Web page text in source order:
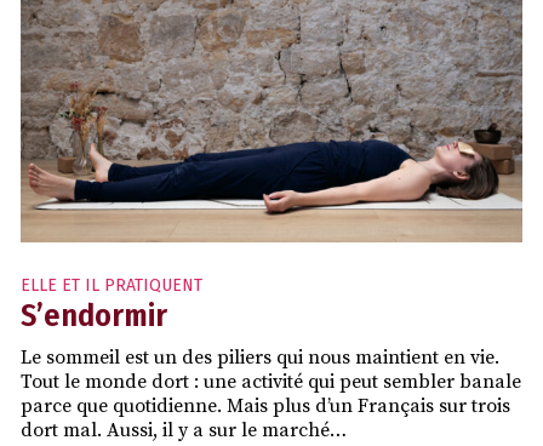
ELLE ET IL PRATIQUENT
S’endormir
Le sommeil est un des piliers qui nous maintient en vie.
Tout le monde dort : une activité qui peut sembler banale
parce que quotidienne. Mais plus d’un Français sur trois
dort mal. Aussi, il y a sur le marché…